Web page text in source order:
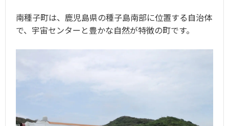
南種子町は、鹿児島県の種子島南部に位置する自治体
で、宇宙センターと豊かな自然が特徴の町です。